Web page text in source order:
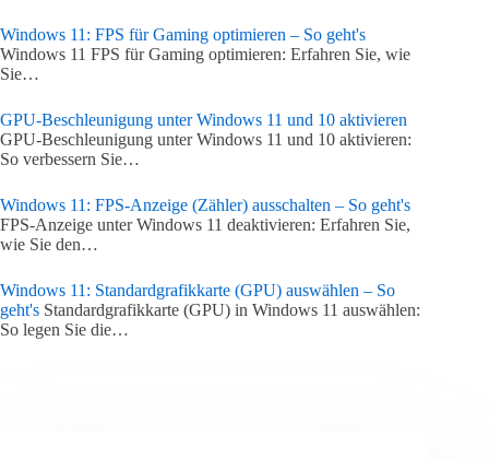
Windows 11: FPS für Gaming optimieren – So geht's
Windows 11 FPS für Gaming optimieren: Erfahren Sie, wie
Sie…
GPU-Beschleunigung unter Windows 11 und 10 aktivieren
GPU-Beschleunigung unter Windows 11 und 10 aktivieren:
So verbessern Sie…
Windows 11: FPS-Anzeige (Zähler) ausschalten – So geht's
FPS-Anzeige unter Windows 11 deaktivieren: Erfahren Sie,
wie Sie den…
Windows 11: Standardgrafikkarte (GPU) auswählen – So
geht's Standardgrafikkarte (GPU) in Windows 11 auswählen:
So legen Sie die…